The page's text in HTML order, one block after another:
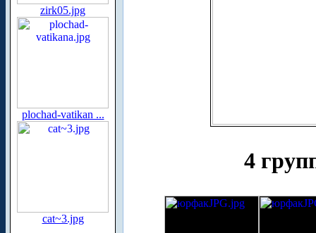
zirk05.jpg
plochad-vatikan ...
cat~3.jpg
4